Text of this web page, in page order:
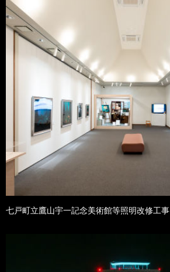
七戸町立鷹山宇一記念美術館等照明改修工事